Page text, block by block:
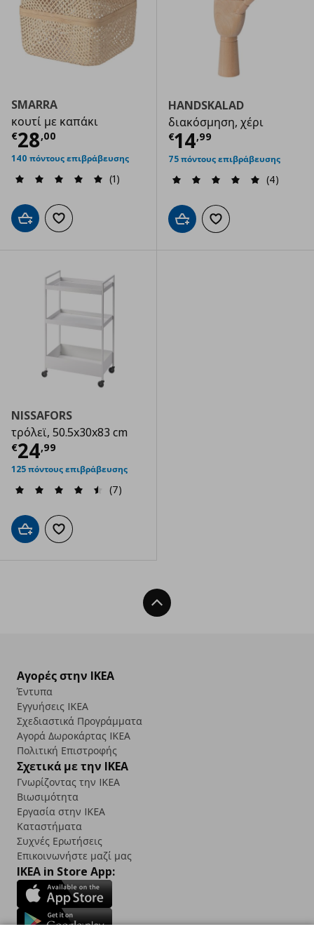
SMARRA
κουτί με καπάκι
€28,00
Τρέχουσα τιμή € 28,00
140 πόντους επιβράβευσης
(1)
Προσθήκη στο καλάθι
Προσθήκη στα αγαπημένα
HANDSKALAD
διακόσμηση, χέρι
€14,99
Τρέχουσα
75 πόντους επιβράβευσης
(4)
Προσθήκη στο καλάθι
Προσθήκη στα
NISSAFORS
τρόλεϊ, 50.5x30x83 cm
€24,99
Τρέχουσα τιμή
125 πόντους επιβράβευσης
(7)
Προσθήκη στο καλάθι
Προσθήκη στα αγαπημένα
Back To Top
Αγορές στην IKEA
Έντυπα
Εγγυήσεις IKEA
Σχεδιαστικά Προγράμματα
Αγορά Δωρoκάρτας IKEA
Πολιτική Επιστροφής
Σχετικά με την IKEA
Γνωρίζοντας την IKEA
Βιωσιμότητα
Εργασία στην IKEA
Καταστήματα
Συχνές Ερωτήσεις
Επικοινωνήστε μαζί μας
IKEA in Store App: